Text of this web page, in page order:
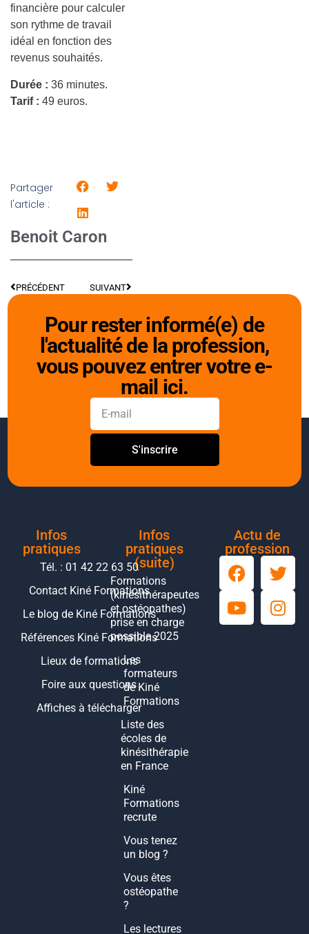
financière pour calculer
son rythme de travail
idéal en fonction des
revenus souhaités.
Durée : 36 minutes.
Tarif : 49 euros.
Partager
l'article :
Benoit Caron
PRÉCÉDENT SUIVANT
Pour rester informé(e) de
l'actualité de la profession,
vous pouvez entrer votre e-
mail ici.
S'inscrire
Infos
pratiques
Tél. : 01 42 22 63 50
Contact Kiné Formations
Le blog de Kiné Formations
Références Kiné Formations
Lieux de formations
Foire aux questions
Affiches à télécharger
Infos
pratiques
(suite)
Formations
(kinésithérapeutes
et ostéopathes)
prise en charge
possible 2025
Les
formateurs
de Kiné
Formations
Liste des
écoles de
kinésithérapie
en France
Kiné
Formations
recrute
Vous tenez
un blog ?
Vous êtes
ostéopathe
?
Les lectures
Actu de
profession